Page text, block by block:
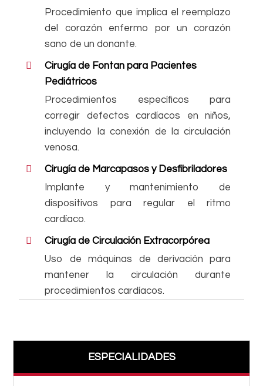
Procedimiento que implica el reemplazo
del corazón enfermo por un corazón
sano de un donante.
Cirugía de Fontan para Pacientes
Pediátricos
Procedimientos específicos para
corregir defectos cardíacos en niños,
incluyendo la conexión de la circulación
venosa.
Cirugía de Marcapasos y Desfibriladores
Implante y mantenimiento de
dispositivos para regular el ritmo
cardíaco.
Cirugía de Circulación Extracorpórea
Uso de máquinas de derivación para
mantener la circulación durante
procedimientos cardíacos.
ESPECIALIDADES